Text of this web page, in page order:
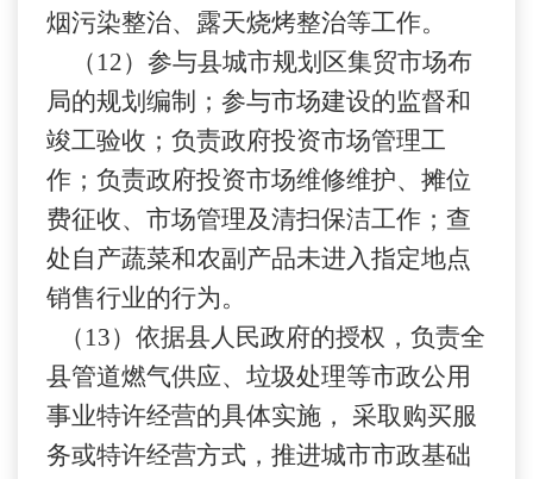
烟污染整治、露天烧烤整治等工作。
（ 12）参与县城市规划区集贸市场布
局的规划编制；参与市场建设的监督和
竣工验收；负责政府投资市场管理工
作；负责政府投资市场维修维护、摊位
费征收、市场管理及清扫保洁工作；查
处自产蔬菜和农副产品未进入指定地点
销售行业的行为。
（ 13）依据县人民政府的授权，负责全
县管道燃气供应、垃圾处理等市政公用
事业特许经营的具体实施， 采取购买服
务或特许经营方式，推进城市市政基础